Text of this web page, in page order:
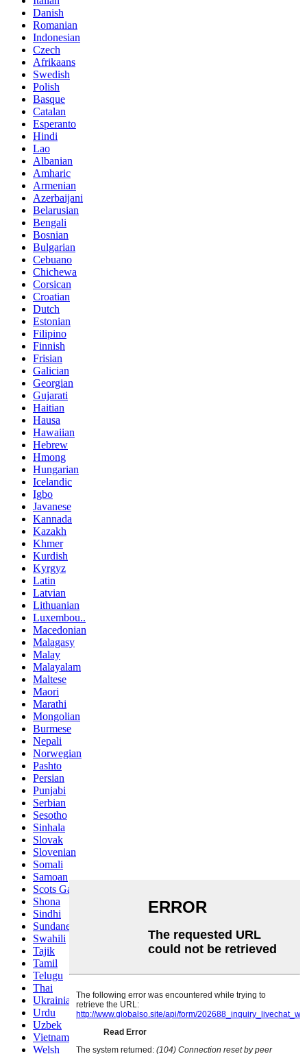
Danish
Romanian
Indonesian
Czech
Afrikaans
Swedish
Polish
Basque
Catalan
Esperanto
Hindi
Lao
Albanian
Amharic
Armenian
Azerbaijani
Belarusian
Bengali
Bosnian
Bulgarian
Cebuano
Chichewa
Corsican
Croatian
Dutch
Estonian
Filipino
Finnish
Frisian
Galician
Georgian
Gujarati
Haitian
Hausa
Hawaiian
Hebrew
Hmong
Hungarian
Icelandic
Igbo
Javanese
Kannada
Kazakh
Khmer
Kurdish
Kyrgyz
Latin
Latvian
Lithuanian
Luxembou..
Macedonian
Malagasy
Malay
Malayalam
Maltese
Maori
Marathi
Mongolian
Burmese
Nepali
Norwegian
Pashto
Persian
Punjabi
Serbian
Sesotho
Sinhala
Slovak
Slovenian
Somali
Samoan
Scots Gaelic
Shona
Sindhi
Sundanese
Swahili
Tajik
Tamil
Telugu
Thai
Ukrainian
Urdu
Uzbek
Vietnamese
Welsh